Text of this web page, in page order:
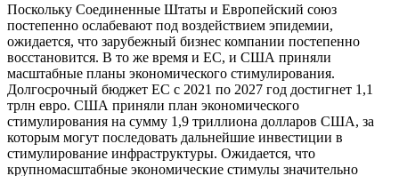
Поскольку Соединенные Штаты и Европейский союз
постепенно ослабевают под воздействием эпидемии,
ожидается, что зарубежный бизнес компании постепенно
восстановится. В то же время и ЕС, и США приняли
масштабные планы экономического стимулирования.
Долгосрочный бюджет ЕС с 2021 по 2027 год достигнет 1,1
трлн евро. США приняли план экономического
стимулирования на сумму 1,9 триллиона долларов США, за
которым могут последовать дальнейшие инвестиции в
стимулирование инфраструктуры. Ожидается, что
крупномасштабные экономические стимулы значительно